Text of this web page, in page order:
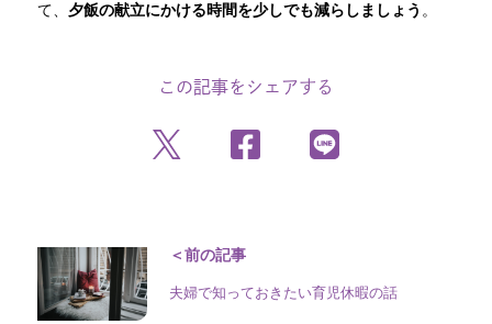
て、 夕飯の献立にかける時間を少しでも減らしましょう 。
この記事をシェアする
＜前の記事
夫婦で知っておきたい育児休暇の話